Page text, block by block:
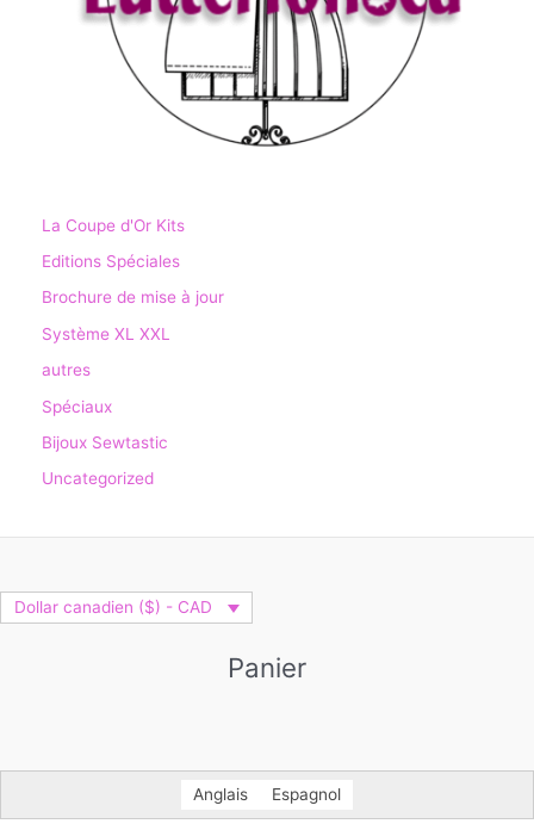
La Coupe d'Or Kits
Editions Spéciales
Brochure de mise à jour
Système XL XXL
autres
Spéciaux
Bijoux Sewtastic
Uncategorized
Dollar canadien ($) - CAD
Panier
Anglais Espagnol